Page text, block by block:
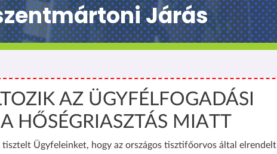
Járás
AZ ÜGYFÉLFOGADÁSI
HŐSÉGRIASZTÁS MIATT
tisztelt Ügyfeleinket, hogy az országos tisztifőorvos által elrendelt